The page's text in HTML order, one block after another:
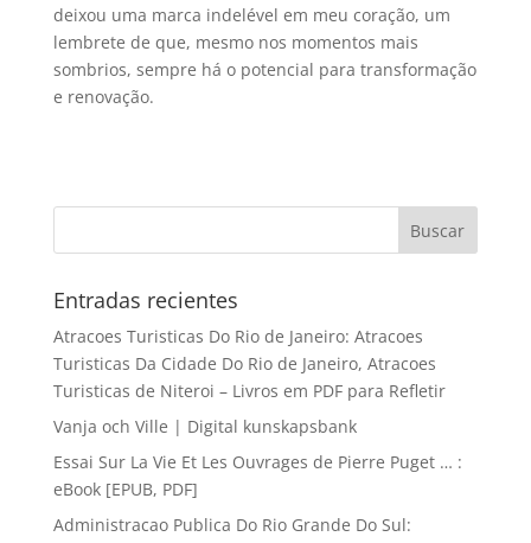
deixou uma marca indelével em meu coração, um
lembrete de que, mesmo nos momentos mais
sombrios, sempre há o potencial para transformação
e renovação.
Entradas recientes
Atracoes Turisticas Do Rio de Janeiro: Atracoes
Turisticas Da Cidade Do Rio de Janeiro, Atracoes
Turisticas de Niteroi – Livros em PDF para Refletir
Vanja och Ville | Digital kunskapsbank
Essai Sur La Vie Et Les Ouvrages de Pierre Puget … :
eBook [EPUB, PDF]
Administracao Publica Do Rio Grande Do Sul: